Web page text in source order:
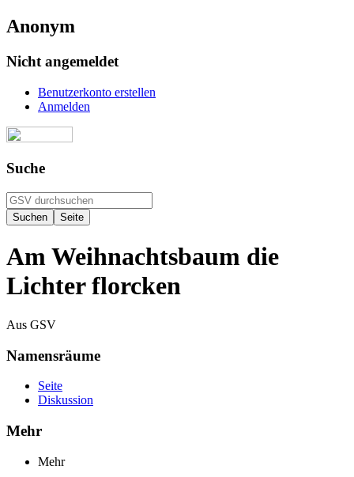
Anonym
Nicht angemeldet
Benutzerkonto erstellen
Anmelden
Suche
Am Weihnachtsbaum die
Lichter florcken
Aus GSV
Namensräume
Seite
Diskussion
Mehr
Mehr